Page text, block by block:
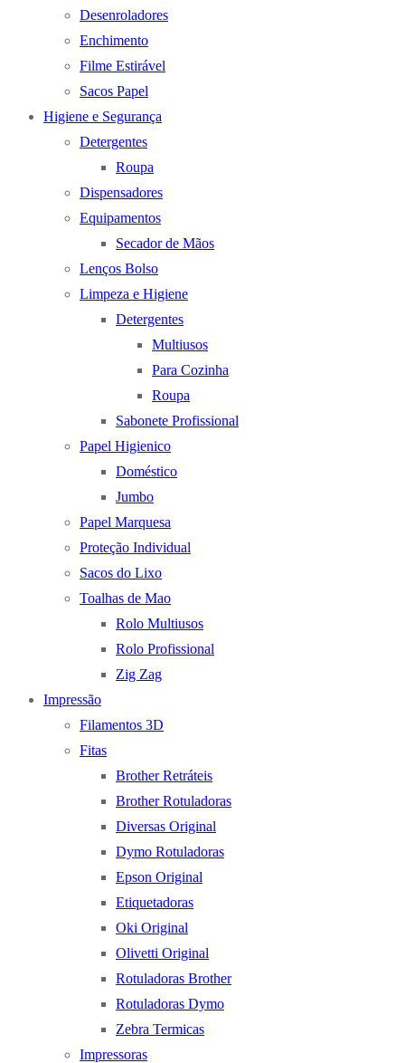
Desenroladores
Enchimento
Filme Estirável
Sacos Papel
Higiene e Segurança
Detergentes
Roupa
Dispensadores
Equipamentos
Secador de Mãos
Lenços Bolso
Limpeza e Higiene
Detergentes
Multiusos
Para Cozinha
Roupa
Sabonete Profissional
Papel Higienico
Doméstico
Jumbo
Papel Marquesa
Proteção Individual
Sacos do Lixo
Toalhas de Mao
Rolo Multiusos
Rolo Profissional
Zig Zag
Impressão
Filamentos 3D
Fitas
Brother Retráteis
Brother Rotuladoras
Diversas Original
Dymo Rotuladoras
Epson Original
Etiquetadoras
Oki Original
Olivetti Original
Rotuladoras Brother
Rotuladoras Dymo
Zebra Termicas
Impressoras